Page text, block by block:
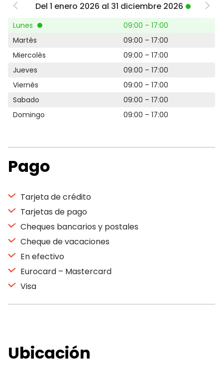
Del 1 enero 2026 al 31 diciembre 2026
Lunes
09:00 – 17:00
Martès
09:00 – 17:00
Miercolès
09:00 – 17:00
Jueves
09:00 – 17:00
Viernès
09:00 – 17:00
Sabado
09:00 – 17:00
Domingo
09:00 – 17:00
Pago
Tarjeta de crédito
Tarjetas de pago
Cheques bancarios y postales
Cheque de vacaciones
En efectivo
Eurocard – Mastercard
Visa
Ubicación